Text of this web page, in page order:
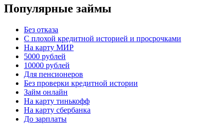
Популярные займы
Без отказа
С плохой кредитной историей и просрочками
На карту МИР
5000 рублей
10000 рублей
Для пенсионеров
Без проверки кредитной истории
Займ онлайн
На карту тинькофф
На карту сбербанка
До зарплаты